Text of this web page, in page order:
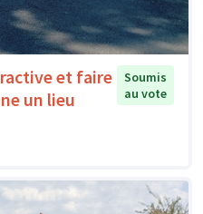
et faire
un lieu
Soumis
au vote